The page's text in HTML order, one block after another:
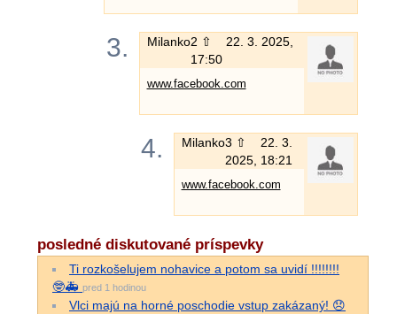
3. Milanko2 ⇧
22. 3. 2025,
17:50
www.facebook.com
4. Milanko3 ⇧
22. 3.
2025, 18:21
www.facebook.com
posledné diskutované príspevky
Ti rozkošelujem nohavice a potom sa uvidí !!!!!!!!
🤓🚑 pred 1 hodinou
Vlci majú na horné poschodie vstup zakázaný! 😞